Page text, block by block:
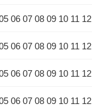
06 07 08 09 10 11 12
06 07 08 09 10 11 12
06 07 08 09 10 11 12
06 07 08 09 10 11 12